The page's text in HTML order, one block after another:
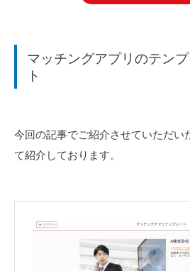
マッチングアプリのテン
ト
今回の記事でご紹介させていただい
て紹介しております。